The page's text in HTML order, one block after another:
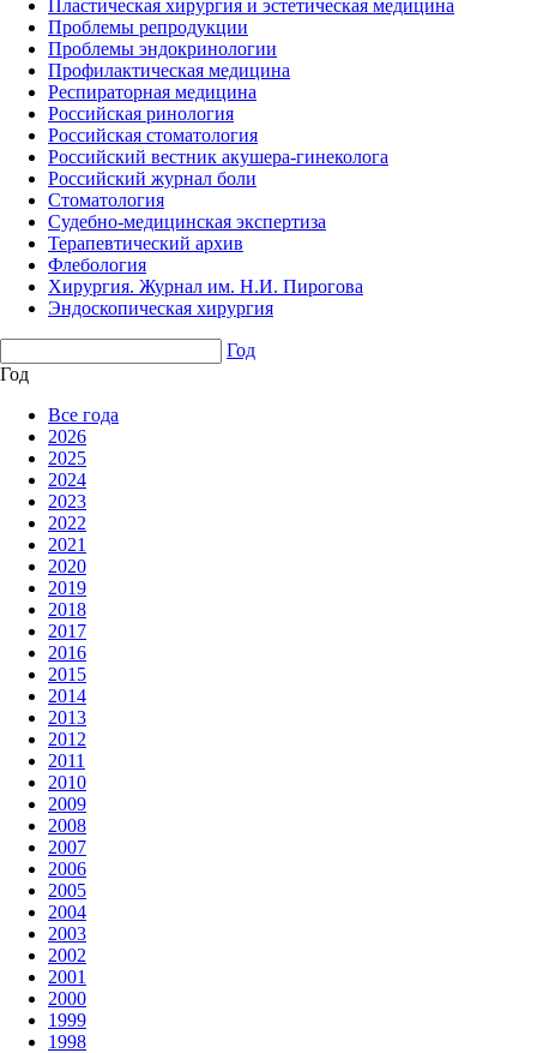
Пластическая хирургия и эстетическая медицина
Проблемы репродукции
Проблемы эндокринологии
Профилактическая медицина
Респираторная медицина
Российская ринология
Российская стоматология
Российский вестник акушера-гинеколога
Российский журнал боли
Стоматология
Судебно-медицинская экспертиза
Терапевтический архив
Флебология
Хирургия. Журнал им. Н.И. Пирогова
Эндоскопическая хирургия
Год
Год
Все года
2026
2025
2024
2023
2022
2021
2020
2019
2018
2017
2016
2015
2014
2013
2012
2011
2010
2009
2008
2007
2006
2005
2004
2003
2002
2001
2000
1999
1998